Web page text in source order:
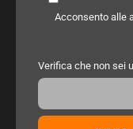
Acconsento alle
Verifica che non sei